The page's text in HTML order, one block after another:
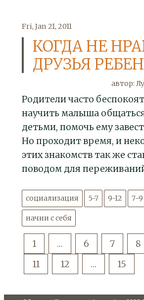
Fri, Jan 21, 2011
КОГДА НЕ
ДРУЗЬЯ
автор:
Родители часто
научить малыша
детьми, помочь ему
Но проходит время, и
этих знакомств так же
поводом для
социализация 5-7 9-12 7-9
начни с себя
1 … 6 7 8
11
12 … 15